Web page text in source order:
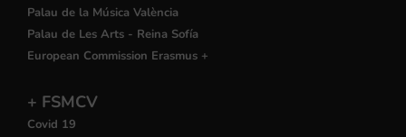
Palau de la Música València
Palau de Les Arts - Reina Sofía
European Commission Erasmus +
+ FSMCV
Covid 19